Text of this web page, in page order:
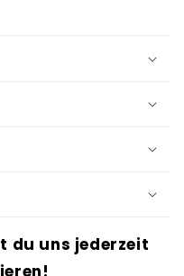
du uns jederzeit